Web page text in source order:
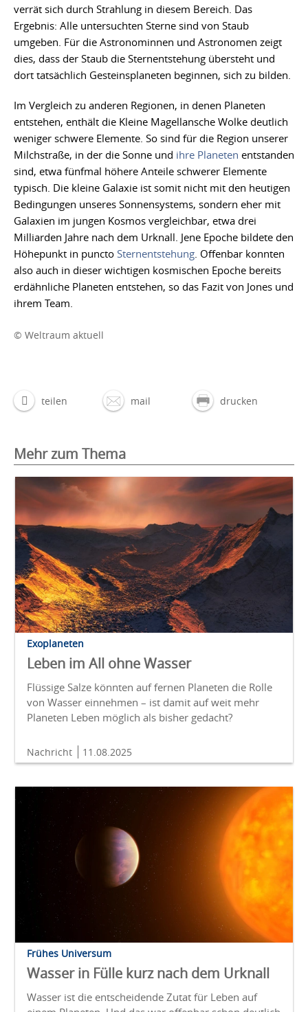
verrät sich durch Strahlung in diesem Bereich. Das
Ergebnis: Alle untersuchten Sterne sind von Staub
umgeben. Für die Astronominnen und Astronomen zeigt
dies, dass der Staub die Sternentstehung übersteht und
dort tatsächlich Gesteinsplaneten beginnen, sich zu bilden.
Im Vergleich zu anderen Regionen, in denen Planeten
entstehen, enthält die Kleine Magellansche Wolke deutlich
weniger schwere Elemente. So sind für die Region unserer
Milchstraße, in der die Sonne und ihre Planeten entstanden
sind, etwa fünfmal höhere Anteile schwerer Elemente
typisch. Die kleine Galaxie ist somit nicht mit den heutigen
Bedingungen unseres Sonnensystems, sondern eher mit
Galaxien im jungen Kosmos vergleichbar, etwa drei
Milliarden Jahre nach dem Urknall. Jene Epoche bildete den
Höhepunkt in puncto Sternentstehung . Offenbar konnten
also auch in dieser wichtigen kosmischen Epoche bereits
erdähnliche Planeten entstehen, so das Fazit von Jones und
ihrem Team.
© Weltraum aktuell
teilen mail drucken
Mehr zum Thema
Exoplaneten
Leben im All ohne Wasser
Flüssige Salze könnten auf fernen Planeten die Rolle
von Wasser einnehmen – ist damit auf weit mehr
Planeten Leben möglich als bisher gedacht?
Nachricht 11.08.2025
Frühes Universum
Wasser in Fülle kurz nach dem Urknall
Wasser ist die entscheidende Zutat für Leben auf